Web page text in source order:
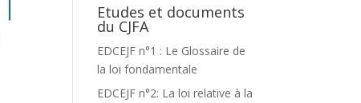
Etudes et documents
du CJFA
EDCEJF n°1 : Le Glossaire de
la loi fondamentale
EDCEJF n°2: La loi relative à la